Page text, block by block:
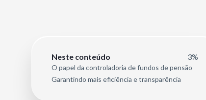
Neste conteúdo 3%
O papel da controladoria de fundos de pensão
Garantindo mais eficiência e transparência